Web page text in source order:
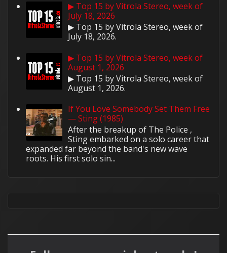
▶ Top 15 by Vitrola Stereo, week of
July 18, 2026
▶ Top 15 by Vitrola Stereo, week of
July 18, 2026.
▶ Top 15 by Vitrola Stereo, week of
August 1, 2026
▶ Top 15 by Vitrola Stereo, week of
August 1, 2026.
If You Love Somebody Set Them Free
— Sting (1985)
After the breakup of The Police ,
Sting embarked on a solo career that
expanded far beyond the band's new wave
roots. His first solo sin...